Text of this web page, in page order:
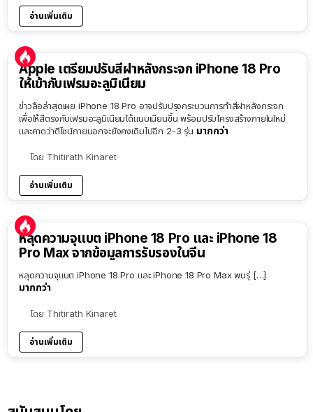
อ่านเพิ่มเติม
Apple เตรียมปรับสีฝาหลังกระจก iPhone 18 Pro
ให้เข้ากับเฟรมอะลูมิเนียม
ข่าวลือล่าสุดเผย iPhone 18 Pro อาจปรับปรุงกระบวนการทำสีฝาหลังกระจก
เพื่อให้สีตรงกับเฟรมอะลูมิเนียมได้แนบเนียนขึ้น พร้อมปรับโครงสร้างภายในใหม่
และคาดว่าดีไซน์ภายนอกจะยังคงเดิมไปอีก 2-3 รุ่น มากกว่า
โดย Thitirath Kinaret
อ่านเพิ่มเติม
หลุดความจุแบต iPhone 18 Pro และ iPhone 18
Pro Max จากข้อมูลการรับรองในจีน
หลุดความจุแบต iPhone 18 Pro และ iPhone 18 Pro Max พบรุ่ […]
มากกว่า
โดย Thitirath Kinaret
อ่านเพิ่มเติม